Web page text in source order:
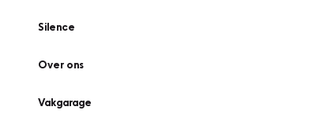
Silence
Over ons
Vakgarage